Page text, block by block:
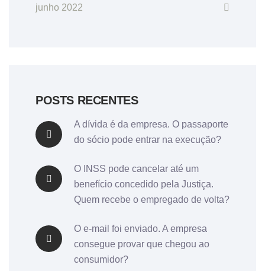
junho 2022
POSTS RECENTES
A dívida é da empresa. O passaporte
do sócio pode entrar na execução?
O INSS pode cancelar até um
benefício concedido pela Justiça.
Quem recebe o empregado de volta?
O e-mail foi enviado. A empresa
consegue provar que chegou ao
consumidor?